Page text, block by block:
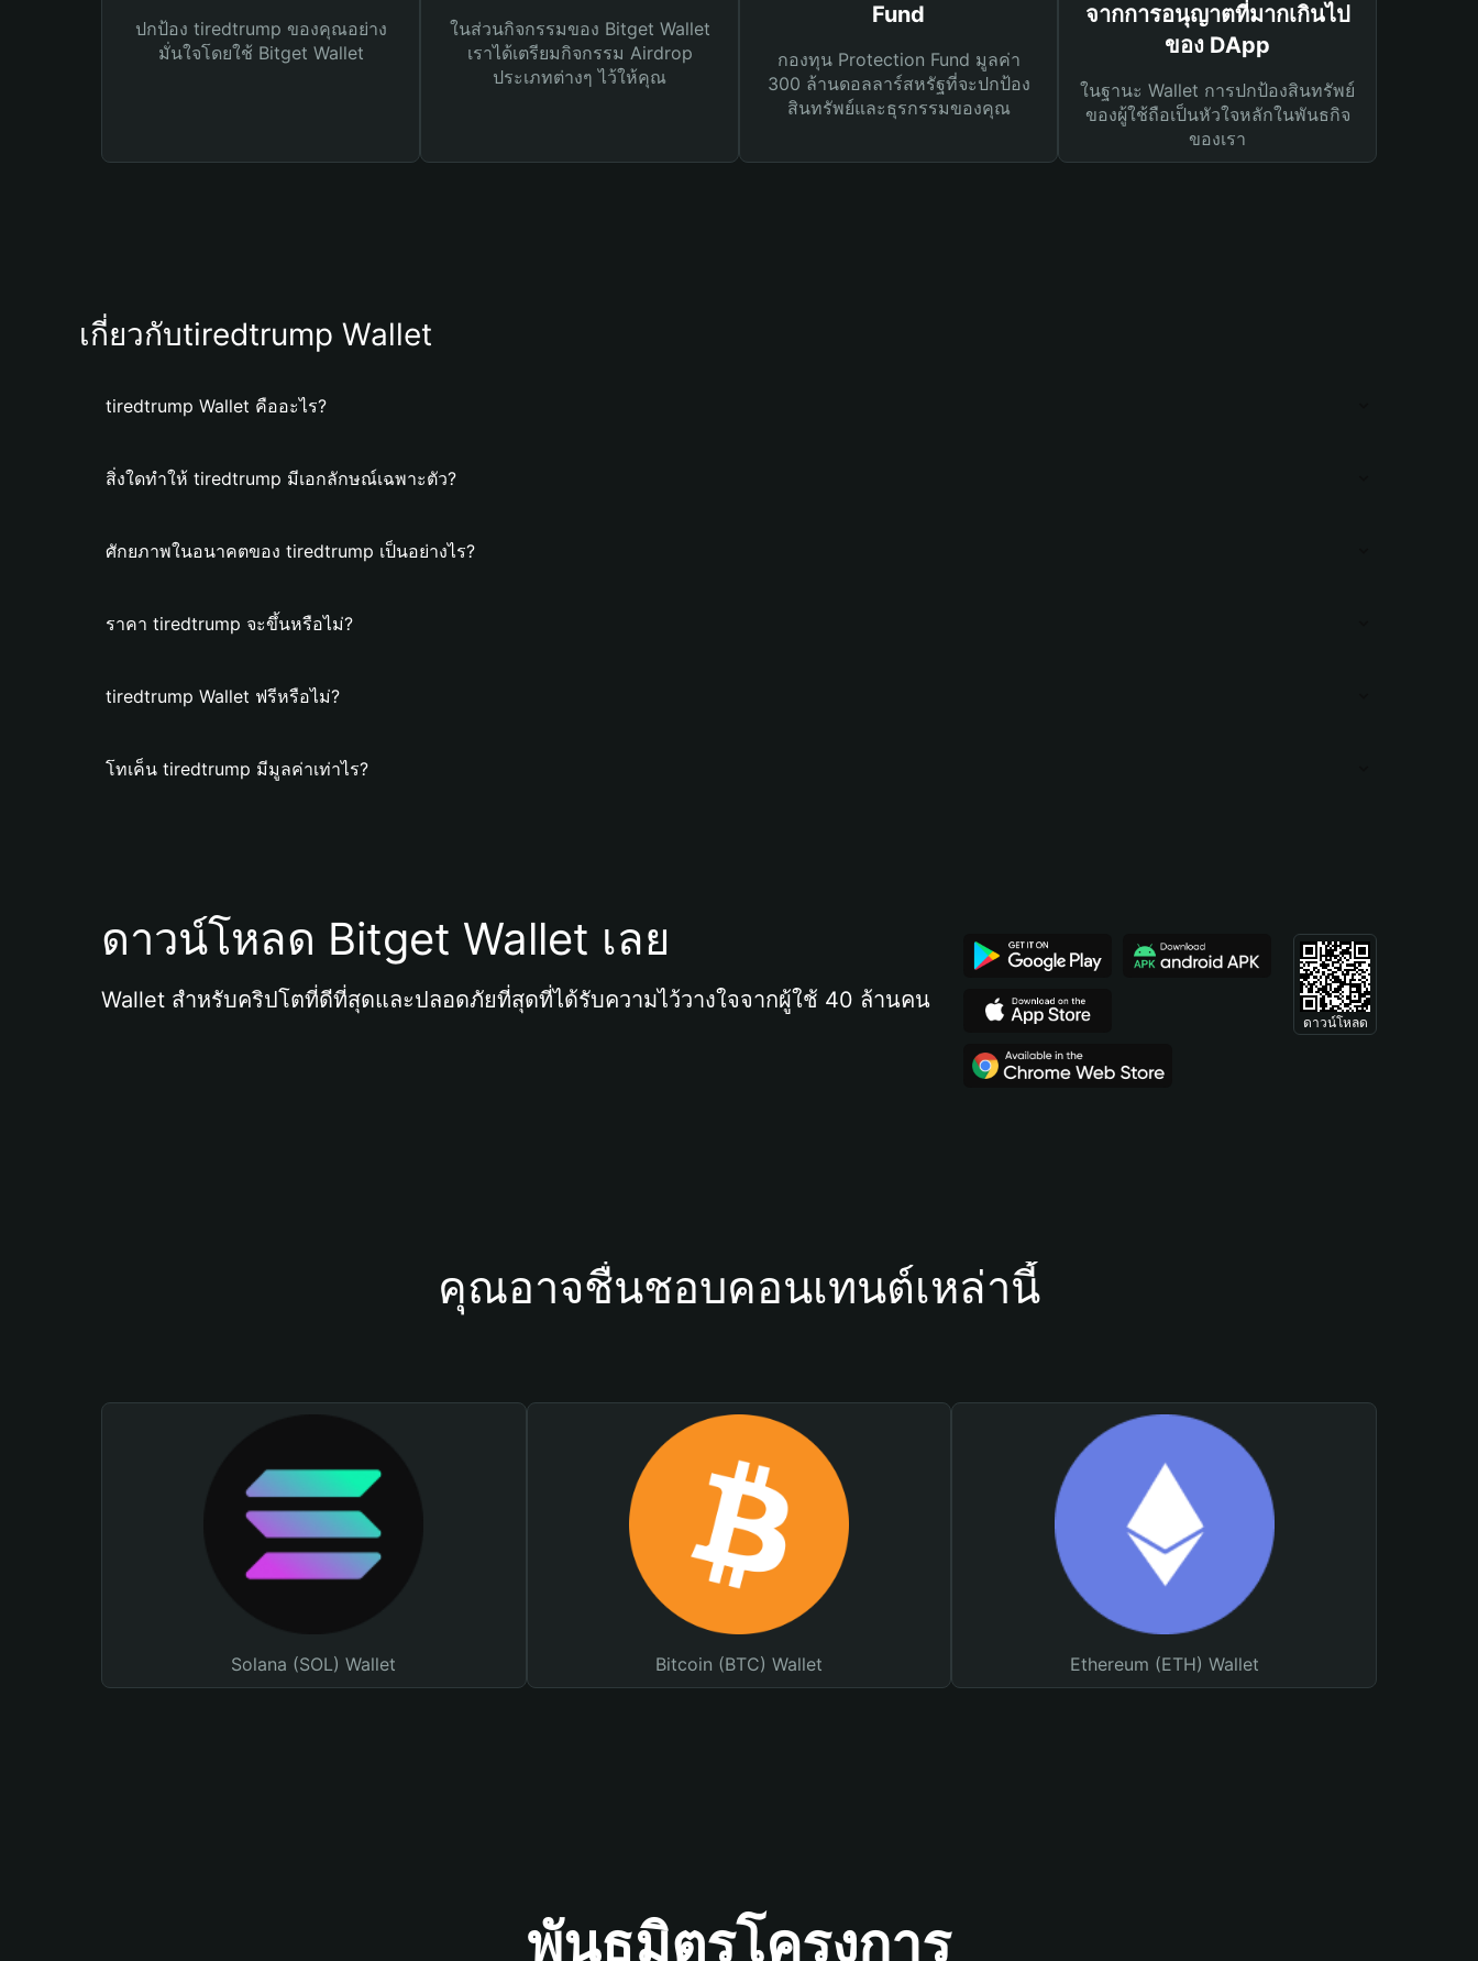
ปกป้อง tiredtrump ของคุณอย่าง
มั่นใจโดยใช้ Bitget Wallet
ในส่วนกิจกรรมของ Bitget Wallet
เราได้เตรียมกิจกรรม Airdrop
ประเภทต่างๆ ไว้ให้คุณ
Fund
กองทุน Protection Fund มูลค่า
300 ล้านดอลลาร์สหรัฐที่จะปกป้อง
สินทรัพย์และธุรกรรมของคุณ
จากการอนุญาตที่มากเกินไป
ของ DApp
ในฐานะ Wallet การปกป้องสินทรัพย์
ของผู้ใช้ถือเป็นหัวใจหลักในพันธกิจ
ของเรา
เกี่ยวกับtiredtrump Wallet
tiredtrump Wallet คืออะไร?
สิ่งใดทำให้ tiredtrump มีเอกลักษณ์เฉพาะตัว?
ศักยภาพในอนาคตของ tiredtrump เป็นอย่างไร?
ราคา tiredtrump จะขึ้นหรือไม่?
tiredtrump Wallet ฟรีหรือไม่?
โทเค็น tiredtrump มีมูลค่าเท่าไร?
ดาวน์โหลด Bitget Wallet เลย
Wallet สำหรับคริปโตที่ดีที่สุดและปลอดภัยที่สุดที่ได้รับความไว้วางใจจากผู้ใช้ 40 ล้านคน
ดาวน์โหลด
คุณอาจชื่นชอบคอนเทนต์เหล่านี้
Solana (SOL) Wallet Bitcoin (BTC) Wallet Ethereum (ETH) Wallet
พันธมิตรโครงการ